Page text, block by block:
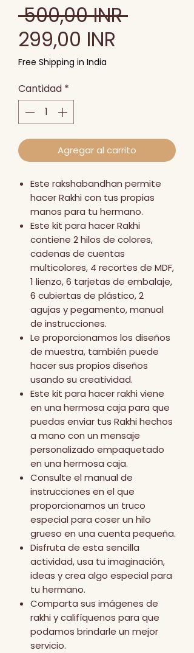
500,00 INR Precio
299,00 INR
Free Shipping in India
Cantidad *
Agregar al carrito
Este rakshabandhan permite
hacer Rakhi con tus propias
manos para tu hermano.
Este kit para hacer Rakhi
contiene 2 hilos de colores,
cadenas de cuentas
multicolores, 4 recortes de MDF,
1 lienzo, 6 tarjetas de embalaje,
6 cubiertas de plástico, 2
agujas y pegamento, manual
de instrucciones.
Le proporcionamos los diseños
de muestra, también puede
hacer sus propios diseños
usando su creatividad.
Este kit para hacer rakhi viene
en una hermosa caja para que
puedas enviar tus Rakhi hechos
a mano con un mensaje
personalizado empaquetado
en una hermosa caja.
Consulte el manual de
instrucciones en el que
proporcionamos un truco
especial para coser un hilo
grueso en una cuenta pequeña.
Disfruta de esta sencilla
actividad, usa tu imaginación,
ideas y crea algo especial para
tu hermano.
Comparta sus imágenes de
rakhi y califíquenos para que
podamos brindarle un mejor
servicio.